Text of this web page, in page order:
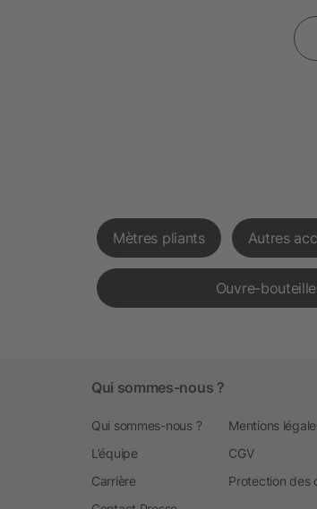
Mètres pliants Autres
Ouvre-
Qui sommes-nous ?
Qui sommes-nous ?
L’équipe
Carrière
Mentions
CGV
Protection des